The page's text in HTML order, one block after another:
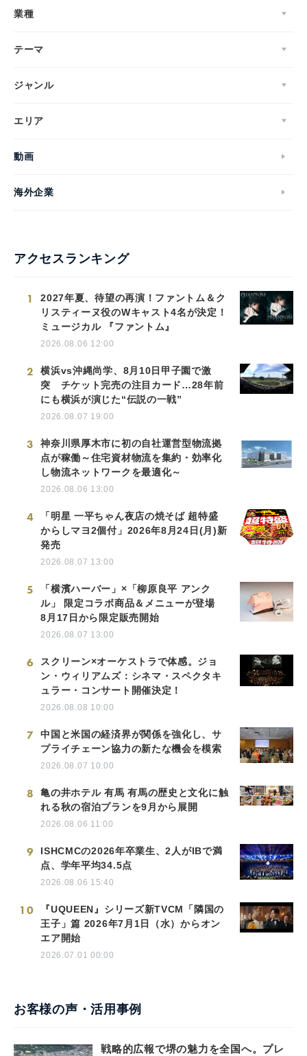
業種
テーマ
ジャンル
エリア
動画
海外企業
アクセスランキング
1
2027年夏、待望の再演！ファントム＆ク
リスティーヌ役のWキャスト4名が決定！
ミュージカル 『ファントム』
2026.08.06 12:00
2
横浜vs沖縄尚学、8月10日甲子園で激
突 チケット完売の注目カード…28年前
にも横浜が演じた“伝説の一戦”
2026.08.07 19:00
3
神奈川県厚木市に初の自社運営型物流拠
点が稼働～住宅資材物流を集約・効率化
し物流ネットワークを最適化～
2026.08.06 13:00
4
「明星 一平ちゃん夜店の焼そば 超特盛
からしマヨ2個付」2026年8月24日(月)新
発売
2026.08.07 13:00
5
「横濱ハーバー」×「柳原良平 アンク
ル」 限定コラボ商品＆メニューが登場
8月17日から限定販売開始
2026.08.07 13:00
6
スクリーン×オーケストラで体感。ジョ
ン・ウィリアムズ：シネマ・スペクタキ
ュラー・コンサート開催決定！
2026.08.08 10:00
7
中国と米国の経済界が関係を強化し、サ
プライチェーン協力の新たな機会を模索
2026.08.07 10:00
8
亀の井ホテル 有馬 有馬の歴史と文化に触
れる秋の宿泊プランを9月から展開
2026.08.06 11:00
9
ISHCMCの2026年卒業生、2人がIBで満
点、学年平均34.5点
2026.08.06 15:40
10
『UQUEEN』シリーズ新TVCM「隣国の
王子」篇 2026年7月1日（水）からオン
エア開始
2026.07.01 00:00
お客様の声・活用事例
戦略的広報で堺の魅力を全国へ。プレ